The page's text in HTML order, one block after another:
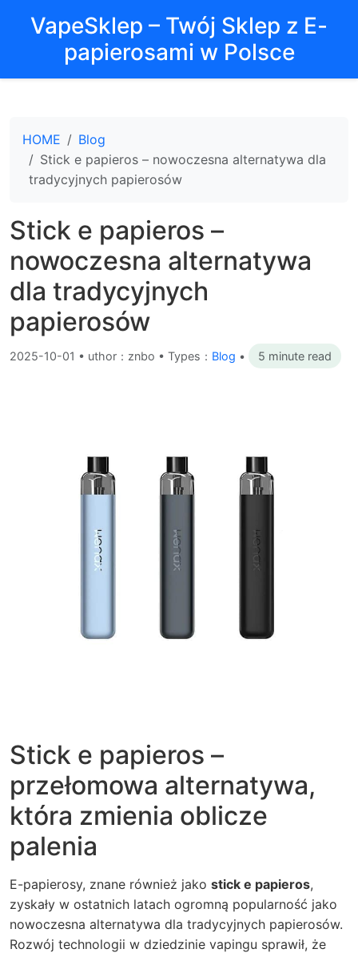
VapeSklep – Twój Sklep z E-
papierosami w Polsce
HOME
Blog
Stick e papieros – nowoczesna alternatywa dla
tradycyjnych papierosów
Stick e papieros –
nowoczesna alternatywa
dla tradycyjnych
papierosów
2025-10-01 • uthor：znbo • Types： Blog • 5 minute read
Stick e papieros –
przełomowa alternatywa,
która zmienia oblicze
palenia
E-papierosy, znane również jako stick e papieros,
zyskały w ostatnich latach ogromną popularność jako
nowoczesna alternatywa dla tradycyjnych papierosów.
Rozwój technologii w dziedzinie vapingu sprawił, że